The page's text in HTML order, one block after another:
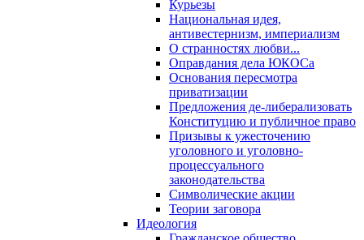
Курьезы
Национальная идея,
антивестернизм, империализм
О странностях любви...
Оправдания дела ЮКОСа
Основания пересмотра
приватизации
Предложения де-либерализовать
Конституцию и публичное право
Призывы к ужесточению
уголовного и уголовно-
процессуального
законодательства
Символические акции
Теории заговора
Идеология